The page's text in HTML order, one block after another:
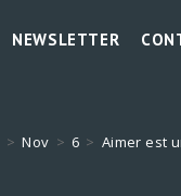
NEWSLETTER
> Nov > 6 > Aimer est